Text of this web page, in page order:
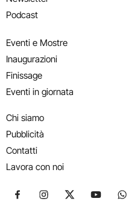
Podcast
Eventi e Mostre
Inaugurazioni
Finissage
Eventi in giornata
Chi siamo
Pubblicità
Contatti
Lavora con noi
Seguici su Facebook
Seguici su Instagram
Seguici su X
Seguici su